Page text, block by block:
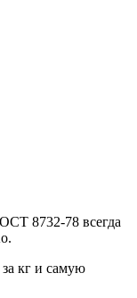
8732-78 всегда
кг и самую